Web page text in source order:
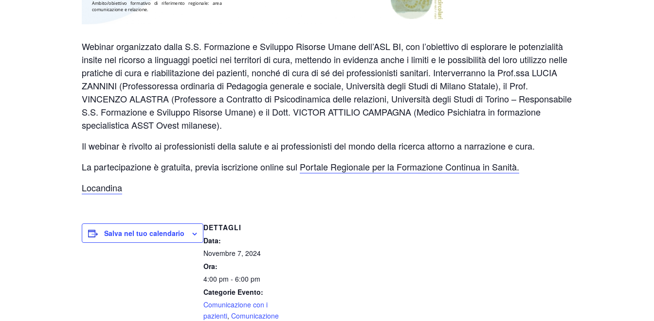
Webinar organizzato dalla S.S. Formazione e Sviluppo Risorse Umane dell’ASL BI, con l’obiettivo di esplorare le potenzialità
insite nel ricorso a linguaggi poetici nei territori di cura, mettendo in evidenza anche i limiti e le possibilità del loro utilizzo nelle
pratiche di cura e riabilitazione dei pazienti, nonché di cura di sé dei professionisti sanitari. Interverranno la Prof.ssa LUCIA
ZANNINI (Professoressa ordinaria di Pedagogia generale e sociale, Università degli Studi di Milano Statale), il Prof.
VINCENZO ALASTRA (Professore a Contratto di Psicodinamica delle relazioni, Università degli Studi di Torino – Responsabile
S.S. Formazione e Sviluppo Risorse Umane) e il Dott. VICTOR ATTILIO CAMPAGNA (Medico Psichiatra in formazione
specialistica ASST Ovest milanese).
Il webinar è rivolto ai professionisti della salute e ai professionisti del mondo della ricerca attorno a narrazione e cura.
La partecipazione è gratuita, previa iscrizione online sul Portale Regionale per la Formazione Continua in Sanità.
Locandina
Salva nel tuo calendario
DETTAGLI
Data:
Novembre 7, 2024
Ora:
4:00 pm - 6:00 pm
Categorie Evento:
Comunicazione con i
pazienti, Comunicazione